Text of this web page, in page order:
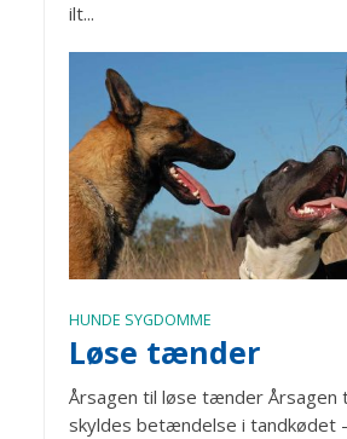
ilt...
HUNDE SYGDOMME
Løse tænder
Årsagen til løse tænder
skyldes betændelse i tandkødet